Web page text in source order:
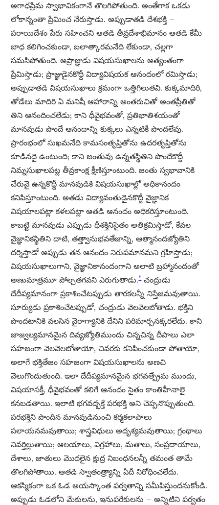
అగాధప్రేమ స్వాభావికంగానే తొలగిపోతుంది. అంతేగాక ఒకడు
లోకాన్నంతా ప్రేమించ నేరుస్తాడు. అప్పుడాతడి దేశభక్తి –
పరాయిదేశం పేరు సహించని ఆతడి తీవ్రదేశాభిమానం ఆతడి కేమీ
బాధ కలిగించకుండా, బలాత్కారమనేది లేకుండా, చల్లగా
సమసిపోతుంది. అప్రాజ్ఞుడు విషయసుఖాలను అత్యంతంగా
ప్రేమిస్తాడు; ప్రాజ్ఞుడైనకొద్దీ విద్యావిషయక ఆనందంలో రమిస్తాడు;
అప్పుడాతడి విషయసుఖాలు క్రమంగా ఒత్తిగిలుతవి. కుక్కమాదిరి,
తోడేలు మాదిరి ఏ మనిషీ ఆహారాన్ని అంతరుచితో అంతప్రీతితో
తిని ఆనందించలేడు; కాని ధీవైభవంతో, ప్రతిభాతిశయంతో
మానవుడు పొందే ఆనందాన్ని కుక్కలు ఎన్నటికీ పొందలేవు.
ప్రారంభంలో సుఖమనేది కామసంతృప్తితోను ఉదరతృప్తితోను
కూడినదై ఉంటుంది; కాని జంతువు ఉన్నతస్థితిని పొందేకొద్దీ
నిమ్నసుఖాలపట్ల తీవ్రకాంక్ష క్షీణిస్తూంటుంది. జంతు స్వభావానికి
చేరువై ఉన్నకొద్దీ మానవుడికి విషయసుఖాల్లో అధికానందం
కనిపిస్తూంటుంది. అతడు విద్యావంతుడైనకొద్దీ వైజ్ఞానిక
విషయాలపట్లా కళలపట్లా ఆతడి ఆనందం అధికరిస్తూంటుంది.
కాబట్టి మానవుడు ఎప్పుడు ధీశక్తినిసైతం అతిక్రమిస్తాడో, కేవల
వైజ్ఞానికస్థితిని దాటి, తత్త్వానుభవతేజాన్ని, ఆత్మానందజ్యోతిని
దర్శిస్తాడో అప్పుడు తన ఆనందం నిరుపమానమని గ్రహిస్తాడు;
విషయసుఖాలుగాని, వైజ్ఞానికానందంగాని అలాటి బ్రహ్మానందంతో
అణుమాత్రమూ పోల్చతగవని ఎరుగుతాడు.*చంద్రుడు
దేదీప్యమానంగా ప్రకాశించేటప్పుడు తారకలన్నీ నిస్తేజమవుతాయి.
సూర్యుడు ప్రకాశించేటప్పుడో, చంద్రుడు వెలవెలబోతాడు. భక్తిని
పొందటానికి వలసిన వైరాగ్యానికి దేనిని పరిమార్పనక్కరలేదు. కాని
జాజ్వల్యమానమైన దివ్యజ్యోతిముందు చిన్నచిన్న దీపాలు ఎలా
సహజంగా వెలవెలబోతాయో, చివరకు కనిపించకుండా పోతాయో,
అలాగే భక్తితేజం సహజంగా విషయసుఖాలను అణచి
వెలుగొందుతుంది. ఇలా దేదీప్యమానమైన భగవత్ప్రేమ ముందు,
విషయాసక్తీ, ధీవైభవంతో కలిగే ఆనందం సైతం కాంతిహీనాలై
కనబడతాయి. ఇలాటి భగవద్భక్తే పరభక్తి అని చెప్పనొప్పుతుంది.
పరభక్తిని పొందిన మానవుడినుంచి కర్మకలాపాలు
పలాయనమవుతాయి; శాస్త్రవిధులు అదృశ్యమవుతాయి; గ్రంథాలు
నివర్తిల్లుతాయి; ఆలయాలు, విగ్రహాలు, మతాలు, సంప్రదాయాలు,
దేశాలు, జాతులు మొదలైన క్షుద్ర నిబంధనలన్నీ తమంత తామే
తొలగిపోతాయి. ఆతడి స్వాతంత్ర్యాన్ని ఏదీ నిరోధించలేదు.
ఆకస్మికంగా ఒక ఓడ అయస్కాంత పర్వతాన్ని సమీపిస్తుందనుకోండి.
అప్పుడు ఓడలోని మేకులను, ఇనుపరేకులను – అన్నిటిని పర్వతం